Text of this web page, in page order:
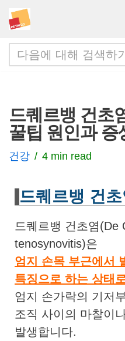
콘
텐
츠
너
뛰
기
드퀘르뱅 건초
꿀팁 원인과 증
건강 4 min read
드퀘르뱅 건
드퀘르뱅 건초염(De
tenosynovitis)은
엄지 손목 부근에서
특징으로 하는 상태
엄지 손가락의 기저
조직 사이의 마찰이
발생합니다.